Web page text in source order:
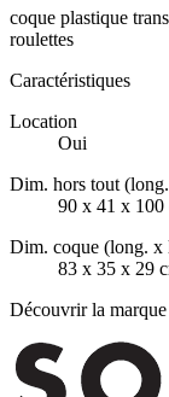
coque plastique
roulettes
Caractéristiques
Location
Oui
Dim. hors tout
90 x 41 x 100
Dim. coque (long. x
83 x 35 x 29
Découvrir la marque